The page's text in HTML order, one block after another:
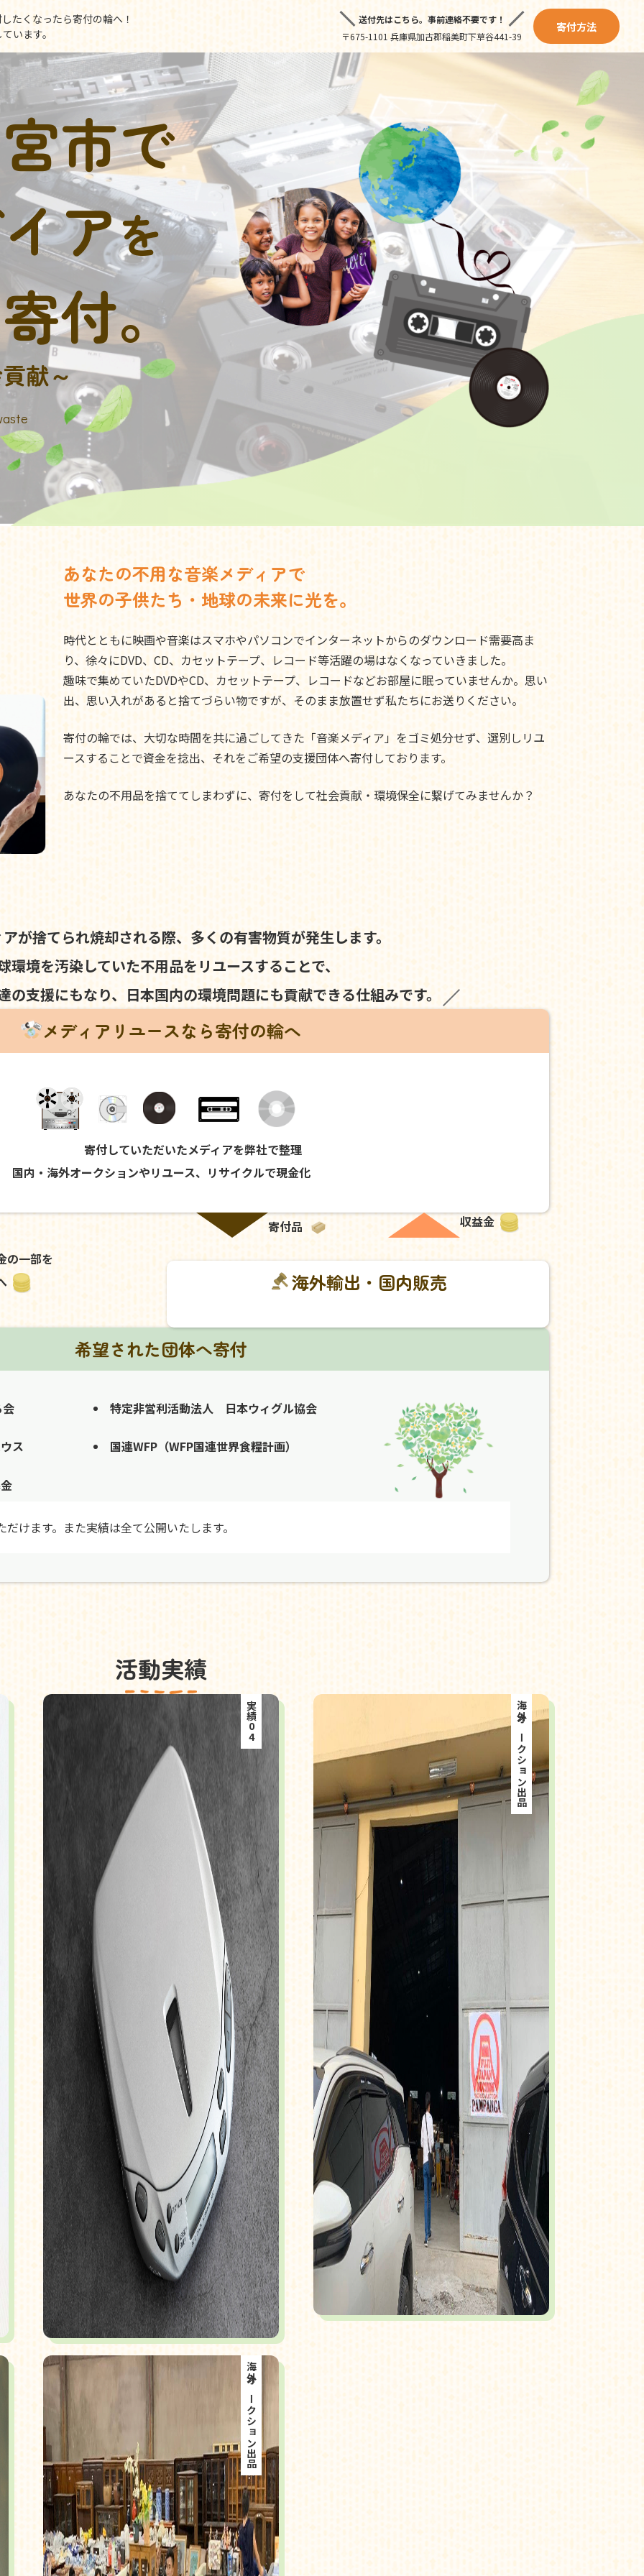
たくなったら寄付の輪へ！
います。
送付先はこちら。 事前連絡不要です！
〒675-1101 兵庫県加古郡稲美町下草谷441-39
寄付方法
市で
アを
付。
献～
あなたの不用な音楽メディアで
世界の子供たち・地球の未来に光を。
時代とともに映画や音楽はスマホやパソコンでインターネットからのダウンロード需要高ま
り、徐々にDVD、CD、カセットテープ、レコード等活躍の場はなくなっていきました。
趣味で集めていたDVDやCD、カセットテープ、レコードなどお部屋に眠っていませんか。思い
出、思い入れがあると捨てづらい物ですが、そのまま放置せず私たちにお送りください。
寄付の輪では、大切な時間を共に過ごしてきた「音楽メディア」をゴミ処分せず、選別しリユ
ースすることで資金を捻出、それをご希望の支援団体へ寄付しております。
あなたの不用品を捨ててしまわずに、寄付をして社会貢献・環境保全に繋げてみませんか？
が捨てられ焼却される際、 多くの有害物質が発生します。
環境を汚染していた不用品を リユースすることで、
支援にもなり、 日本国内の環境問題にも貢献できる仕組みです。
メディアリユースなら寄付の輪へ
寄付していただいたメディアを弊社で整理
国内・海外オークションやリユース、リサイクルで現金化
の一部を
寄付品 収益金
海外輸出・国内販売
希望された団体へ寄付
特定非営利活動法人 日本ウィグル協会
ス 国連WFP（WFP国連世界食糧計画）
けます。また実績は全て公開いたします。
活動実績
実績04 海外オークション出品
海外オークション出品